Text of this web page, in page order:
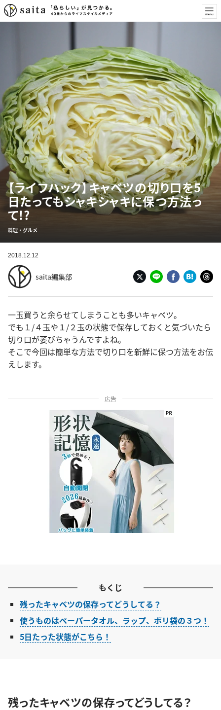
【ライフハック】キャベツの切り口を5
日たってもシャキシャキに保つ方法っ
て!?
料理・グルメ
2018.12.12
saita編集部
一玉買うと余らせてしまうことも多いキャベツ。
でも１/４玉や１/２玉の状態で保存しておくと気づいたら
切り口が萎びちゃうんですよね。
そこで今回は簡単な方法で切り口を新鮮に保つ方法をお伝
えします。
広告
もくじ
残ったキャベツの保存ってどうしてる？
使うものはペーパータオル、ラップ、ポリ袋の３つ！
5日たった状態がこちら！
残ったキャベツの保存ってどうしてる？